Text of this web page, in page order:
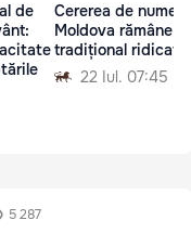
de
Cererea de
Moldova rămâne
tradițional ridicată
22 Iul. 07:45
5 287